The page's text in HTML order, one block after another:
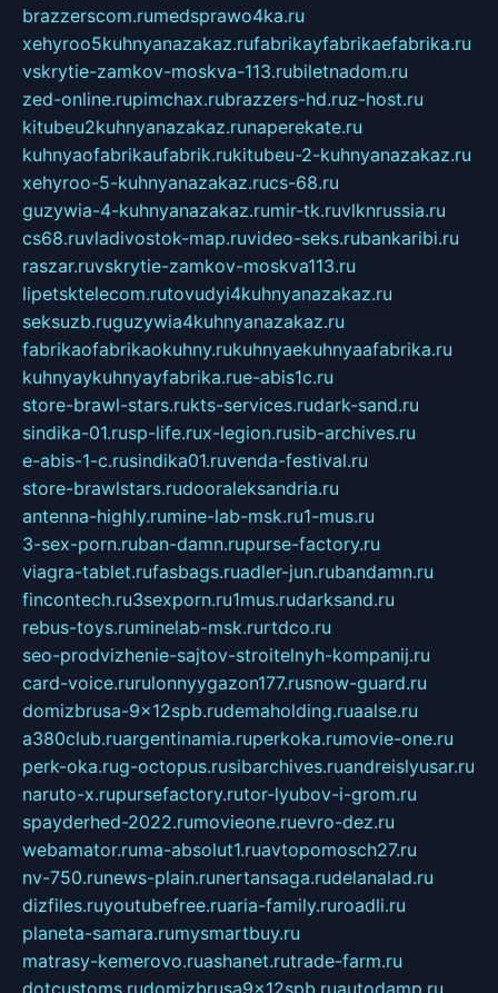
brazzerscom.rumedsprawo4ka.ru
xehyroo5kuhnyanazakaz.rufabrikayfabrikaefabrika.ru
vskrytie-zamkov-moskva-113.rubiletnadom.ru
zed-online.rupimchax.rubrazzers-hd.ruz-host.ru
kitubeu2kuhnyanazakaz.runaperekate.ru
kuhnyaofabrikaufabrik.rukitubeu-2-kuhnyanazakaz.ru
xehyroo-5-kuhnyanazakaz.rucs-68.ru
guzywia-4-kuhnyanazakaz.rumir-tk.ruvlknrussia.ru
cs68.ruvladivostok-map.ruvideo-seks.rubankaribi.ru
raszar.ruvskrytie-zamkov-moskva113.ru
lipetsktelecom.rutovudyi4kuhnyanazakaz.ru
seksuzb.ruguzywia4kuhnyanazakaz.ru
fabrikaofabrikaokuhny.rukuhnyaekuhnyaafabrika.ru
kuhnyaykuhnyayfabrika.rue-abis1c.ru
store-brawl-stars.rukts-services.rudark-sand.ru
sindika-01.rusp-life.rux-legion.rusib-archives.ru
e-abis-1-c.rusindika01.ruvenda-festival.ru
store-brawlstars.rudooraleksandria.ru
antenna-highly.rumine-lab-msk.ru1-mus.ru
3-sex-porn.ruban-damn.rupurse-factory.ru
viagra-tablet.rufasbags.ruadler-jun.rubandamn.ru
fincontech.ru3sexporn.ru1mus.rudarksand.ru
rebus-toys.ruminelab-msk.rurtdco.ru
seo-prodvizhenie-sajtov-stroitelnyh-kompanij.ru
card-voice.rurulonnyygazon177.rusnow-guard.ru
domizbrusa-9x12spb.rudemaholding.ruaalse.ru
a380club.ruargentinamia.ruperkoka.rumovie-one.ru
perk-oka.rug-octopus.rusibarchives.ruandreislyusar.ru
naruto-x.rupursefactory.rutor-lyubov-i-grom.ru
spayderhed-2022.rumovieone.ruevro-dez.ru
webamator.ruma-absolut1.ruavtopomosch27.ru
nv-750.runews-plain.runertansaga.rudelanalad.ru
dizfiles.ruyoutubefree.ruaria-family.ruroadli.ru
planeta-samara.rumysmartbuy.ru
matrasy-kemerovo.ruashanet.rutrade-farm.ru
dotcustoms.rudomizbrusa9x12spb.ruautodamp.ru